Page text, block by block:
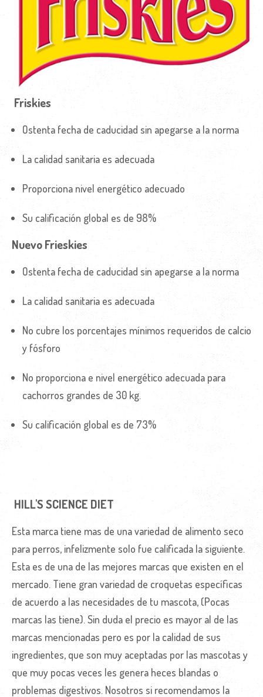
Friskies
Ostenta fecha de caducidad sin apegarse a la norma
La calidad sanitaria es adecuada
Proporciona nivel energético adecuado
Su calificación global es de 98%
Nuevo Frieskies
Ostenta fecha de caducidad sin apegarse a la norma
La calidad sanitaria es adecuada
No cubre los porcentajes mínimos requeridos de calcio
y fósforo
No proporciona e nivel energético adecuada para
cachorros grandes de 30 kg.
Su calificación global es de 73%
HILL'S SCIENCE DIET
Esta marca tiene mas de una variedad de alimento seco
para perros, infelizmente solo fue calificada la siguiente.
Esta es de una de las mejores marcas que existen en el
mercado. Tiene gran variedad de croquetas específicas
de acuerdo a las necesidades de tu mascota, (Pocas
marcas las tiene). Sin duda el precio es mayor al de las
marcas mencionadas pero es por la calidad de sus
ingredientes, que son muy aceptadas por las mascotas y
que muy pocas veces les genera heces blandas o
problemas digestivos. Nosotros si recomendamos la